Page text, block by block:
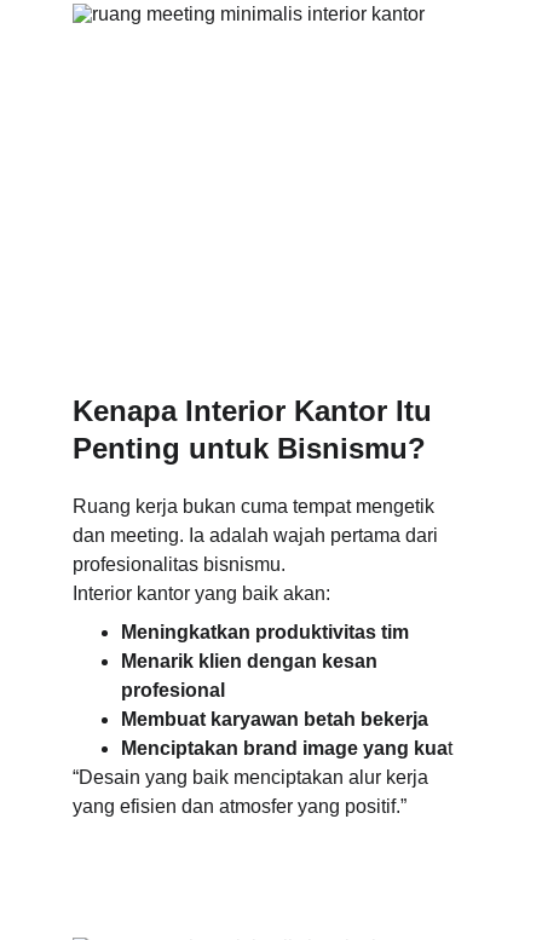
Kenapa Interior Kantor Itu
Penting untuk Bisnismu?
Ruang kerja bukan cuma tempat mengetik
dan meeting. Ia adalah wajah pertama dari
profesionalitas bisnismu.
Interior kantor yang baik akan:
Meningkatkan produktivitas tim
Menarik klien dengan kesan
profesional
Membuat karyawan betah bekerja
Menciptakan brand image yang kuat
“Desain yang baik menciptakan alur kerja
yang efisien dan atmosfer yang positif.”